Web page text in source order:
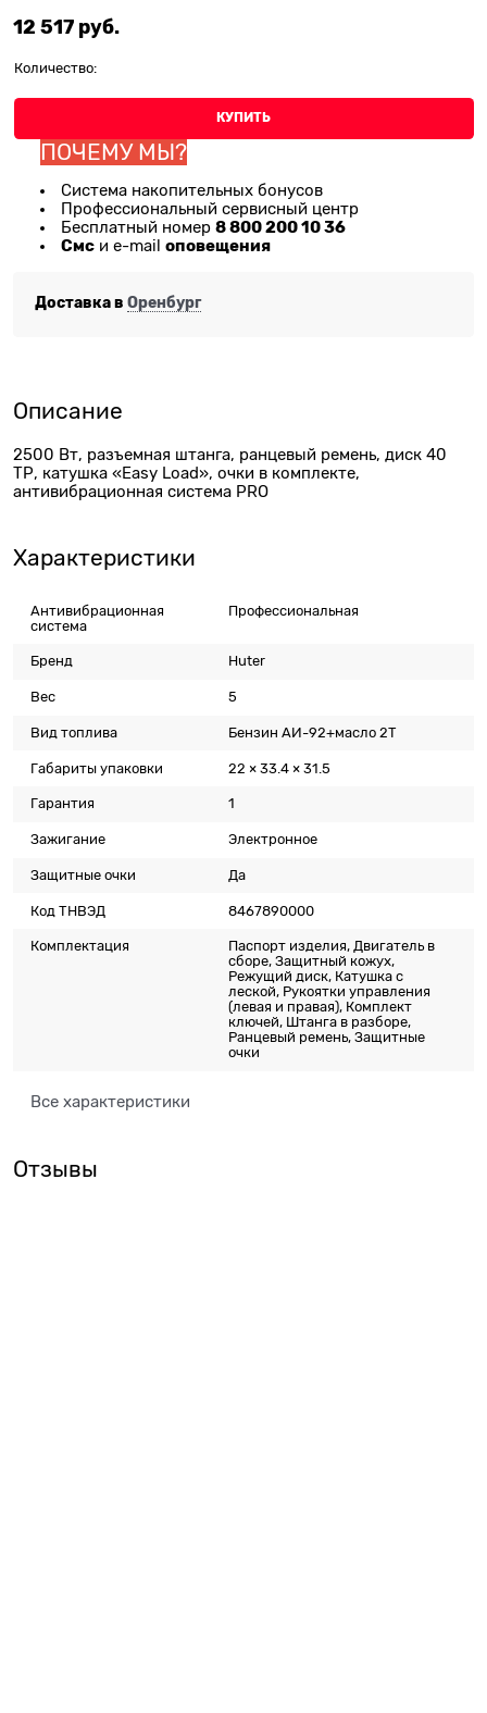
12 517 руб.
Количество:
КУПИТЬ
ПОЧЕМУ МЫ?
Система накопительных бонусов
Профессиональный сервисный центр
Бесплатный номер 8 800 200 10 36
Смс и e-mail оповещения
Доставка в Оренбург
Описание
2500 Вт, разъемная штанга, ранцевый ремень, диск 40
ТР, катушка «Easy Load», очки в комплекте,
антивибрационная система PRO
Характеристики
Антивибрационная
система
Профессиональная
Бренд Huter
Вес 5
Вид топлива Бензин АИ-92+масло 2T
Габариты упаковки 22 × 33.4 × 31.5
Гарантия 1
Зажигание Электронное
Защитные очки Да
Код ТНВЭД 8467890000
Комплектация
Паспорт изделия, Двигатель в
сборе, Защитный кожух,
Режущий диск, Катушка с
леской, Рукоятки управления
(левая и правая), Комплект
ключей, Штанга в разборе,
Ранцевый ремень, Защитные
очки
Все характеристики
Отзывы